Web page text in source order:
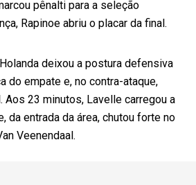
pênalti para a seleção
Rapinoe abriu o placar da final.
deixou a postura defensiva
do empate e, no contra-ataque,
Aos 23 minutos, Lavelle carregou a
da entrada da área, chutou forte no
Veenendaal.